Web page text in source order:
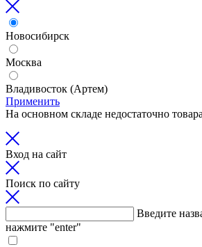
Новосибирск
Москва
Владивосток (Артем)
Применить
На основном складе недостаточно товара
Вход на сайт
Поиск по сайту
Введите
нажмите "enter"